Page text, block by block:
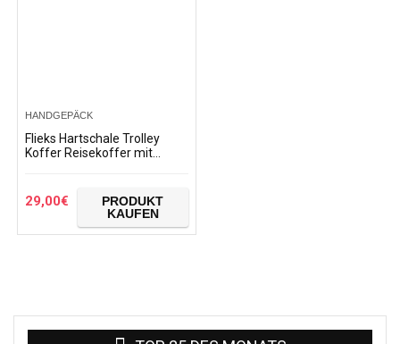
HANDGEPÄCK
Flieks Hartschale Trolley
Koffer Reisekoffer mit
Champagner)
29,00€
PRODUKT
KAUFEN